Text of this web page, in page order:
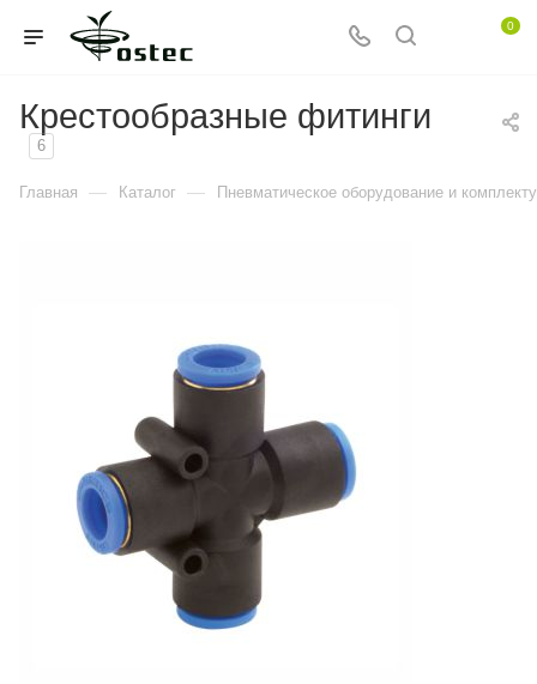
0
Крестообразные фитинги
6
Главная — Каталог — Пневматическое оборудование и